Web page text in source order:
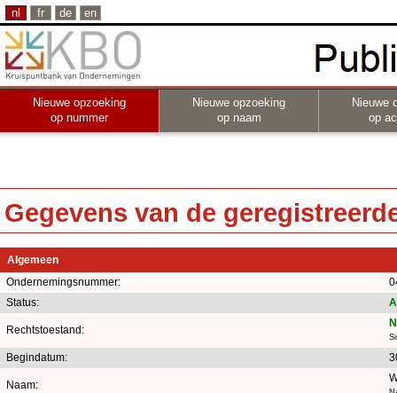
nl fr de en
Nieuwe opzoeking
op nummer
Nieuwe opzoeking
op naam
Nieuwe
op
Gegevens van de
Algemeen
Ondernemingsnummer:
Status:
Rechtstoestand:
Begindatum:
Naam: